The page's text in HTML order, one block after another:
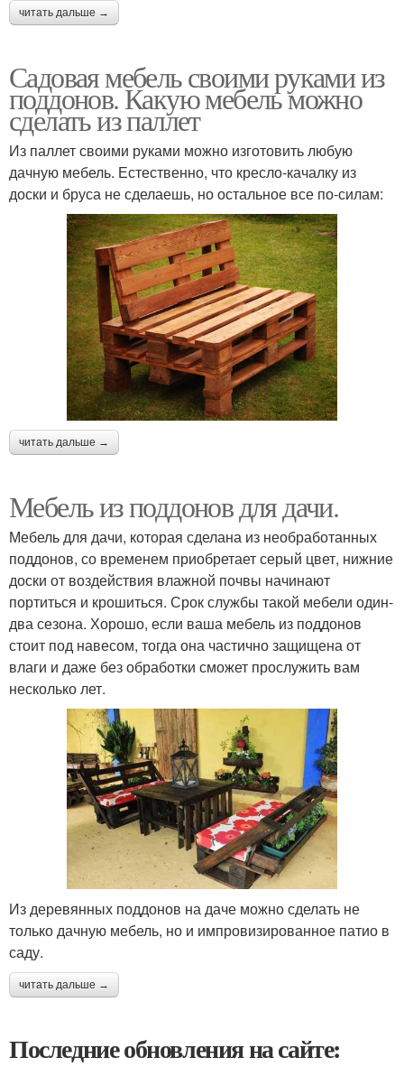
читать дальше →
Садовая мебель своими руками из
поддонов. Какую мебель можно
сделать из паллет
Из паллет своими руками можно изготовить любую
дачную мебель. Естественно, что кресло-качалку из
доски и бруса не сделаешь, но остальное все по-силам:
читать дальше →
Мебель из поддонов для дачи.
Мебель для дачи, которая сделана из необработанных
поддонов, со временем приобретает серый цвет, нижние
доски от воздействия влажной почвы начинают
портиться и крошиться. Срок службы такой мебели один-
два сезона. Хорошо, если ваша мебель из поддонов
стоит под навесом, тогда она частично защищена от
влаги и даже без обработки сможет прослужить вам
несколько лет.
Из деревянных поддонов на даче можно сделать не
только дачную мебель, но и импровизированное патио в
саду.
читать дальше →
Последние обновления на сайте: